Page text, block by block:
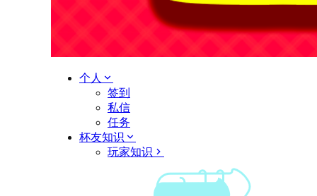
个人
签到
私信
任务
杯友知识
玩家知识